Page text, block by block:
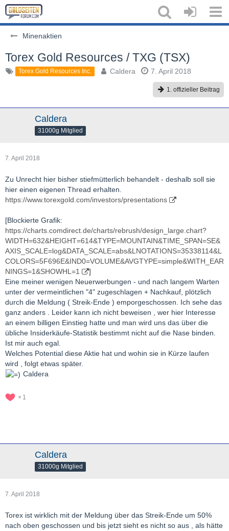
Minenaktien
Torex Gold Resources / TXG (TSX)
Torex Gold Resources Inc. Caldera 7. April 2018
1. offizieller Beitrag
Caldera
31000g Mitglied
7. April 2018
Zu Unrecht hier bisher stiefmütterlich behandelt - deshalb soll sie
hier einen eigenen Thread erhalten.
https://www.torexgold.com/investors/presentations
[Blockierte Grafik:
https://charts.comdirect.de/charts/rebrush/design_large.chart?
WIDTH=632&HEIGHT=614&TYPE=MOUNTAIN&TIME_SPAN=SE&
AXIS_SCALE=log&DATA_SCALE=abs&LNOTATIONS=35338114&L
COLORS=5F696E&IND0=VOLUME&AVGTYPE=simple&WITH_EAR
NINGS=1&SHOWHL=1
]
Eine meiner wenigen Neuerwerbungen - und nach langem Warten
unter der vermeintlichen "4" zugeschlagen + Nachkauf, plötzlich
durch die Meldung ( Streik-Ende ) emporgeschossen. Ich sehe das
ganz anders . Leider kann ich nicht beweisen , wer hier Interesse
an einem billigen Einstieg hatte und man wird uns das über die
übliche Insiderkäufe-Statistik bestimmt nicht auf die Nase binden.
Ist mir auch egal.
Welches Potential diese Aktie hat und wohin sie in Kürze laufen
wird , folgt etwas später.
Caldera
1
Caldera
31000g Mitglied
7. April 2018
Torex ist wirklich mit der Meldung über das Streik-Ende um 50%
nach oben geschossen und bis jetzt sieht es nicht so aus , als hätte